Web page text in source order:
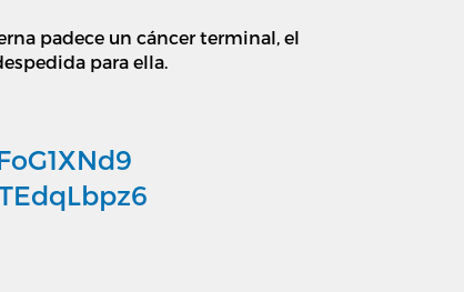
padece un cáncer terminal, el
para ella.